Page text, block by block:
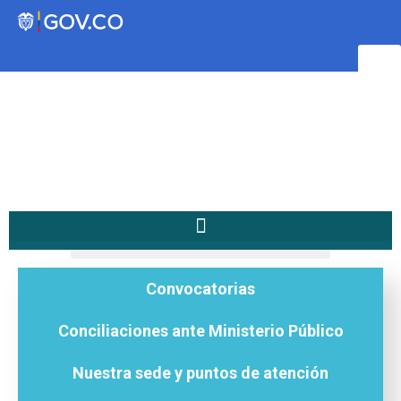
Instituto Social de Vivienda y
Mejoramiento de
Diligencias de Reparto del...
Convocatorias
Conciliaciones ante Ministerio Público
Nuestra sede y puntos de atención